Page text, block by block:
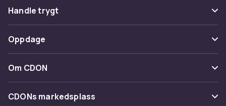
Vanlige spørsmål
Spor pakke
Angre & returner her
Kontakt oss
Handle trygt
Betaling
Levering
Tilbakekallinger
Oppdage
Kategorier
Varemerker
Om CDON
Om oss
CDONs markedsplass